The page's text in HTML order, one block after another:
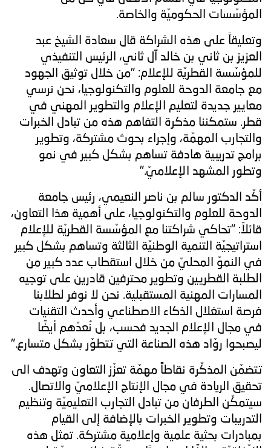
المؤسّسات الحكوميّة والخاصة.
وتعليقاً على هذه الشراكة قال سعادة الشيخ عبد
العزيز بن ثاني بن خالد آل ثاني، الرئيس التنفيذي
للمؤسّسة القطريّة للإعلام: "من خلال توثيق الجهود
مع جامعة الدوحة للعلوم والتكنولوجيا، نحن نرسي
معايير جديدة لتعليم الإعلام والتطوير المهني في
قطر. ستمكننا مذكرة التفاهم هذه من تبادل الخبرات
والتجارب المهمّة، وإجراء بحوث مشتركة، وتطوير
برامج تدريبية هادفة تساهم بشكل كبير في نمو
وتطور المشهد الإعلاميّ."
أكّد الدكتور سالم بن ناصر النعيمي، رئيس جامعة
الدوحة للعلوم والتكنولوجيا، على أهمية هذا التعاون،
قائلاً: "تحاكي شراكتنا مع المؤسّسة القطريّة للإعلام
استراتيجيّة التنمية الوطنيّة الثالثة وتساهم بشكل كبير
في النموّ المحليّ من خلال استقطاب عدد كبير من
الطلبة القطريين وتطوير محترفين قادرين على توجيه
المسارات المهنية المستقبلية. نحن لا نوفر لطلابنا
فرصة استغلال الذكاء الاصطناعي وأحدث التقنيات
في مجال الإعلام الجديد فحسب، بل نُعدّهم أيضًا
ليصبحوا روّاد هذه الصناعة التي تتطوّر بشكل متسارع."
تتضمّن المذكّرة نقاطاً مهمّة تعزّز التعاون وتهدف الى
تحقيق الريادة في مجال الإنتاج الإعلاميّ والاتصال.
سيتمكّن الطرفان من تبادل التجارب التعليميّة وتنظيم
التدريبات وتطوير الخبرات بالإضافة إلى القيام
بمبادرات بحثية علمية وإعلامية مشتركة. تمثل هذه